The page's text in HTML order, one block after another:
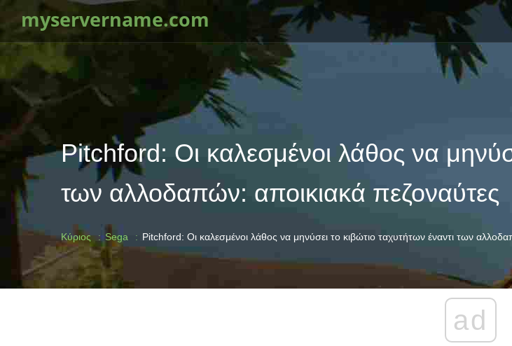
myservername.com
Pitchford: Οι καλεσμένοι λάθος να
των αλλοδαπών: αποικιακά πεζοναύτες
Κύριος Sega Pitchford: Οι καλεσμένοι λάθος να μηνύσει το κιβώτιο ταχυτήτων έναντι των
ad